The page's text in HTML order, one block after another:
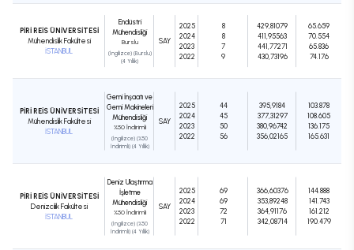
PİRİ REİS ÜNİVERSİTESİ
Mühendislik Fakültesi
İSTANBUL
Endüstri
Mühendisliği
Burslu
(İngilizce) (Burslu)
(4 Yıllık)
SAY
2025
2024
2023
2022
8
8
7
9
429,81079
411,95563
441,77271
430,73196
65.659
70.554
65.836
74.176
PİRİ REİS ÜNİVERSİTESİ
Mühendislik Fakültesi
İSTANBUL
Gemi İnşaatı ve
Gemi Makineleri
Mühendisliği
%50 İndirimli
(İngilizce) (%50
İndirimli) (4 Yıllık)
SAY
2025
2024
2023
2022
44
45
50
56
395,9184
377,31297
380,96742
356,02165
103.878
108.605
136.175
165.631
PİRİ REİS ÜNİVERSİTESİ
Denizcilik Fakültesi
İSTANBUL
Deniz Ulaştırma
İşletme
Mühendisliği
%50 İndirimli
(İngilizce) (%50
İndirimli) (4 Yıllık)
SAY
2025
2024
2023
2022
69
69
72
71
366,60376
353,89248
364,91176
342,08714
144.888
141.743
161.212
190.479